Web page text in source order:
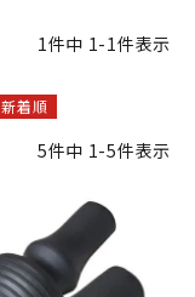
1件中 1-1件表示
新着順
5件中 1-5件表示